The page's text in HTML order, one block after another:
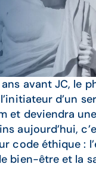
ans avant JC, le
d’un
et deviendra
aujourd’hui,
code éthique :
bien-être et la